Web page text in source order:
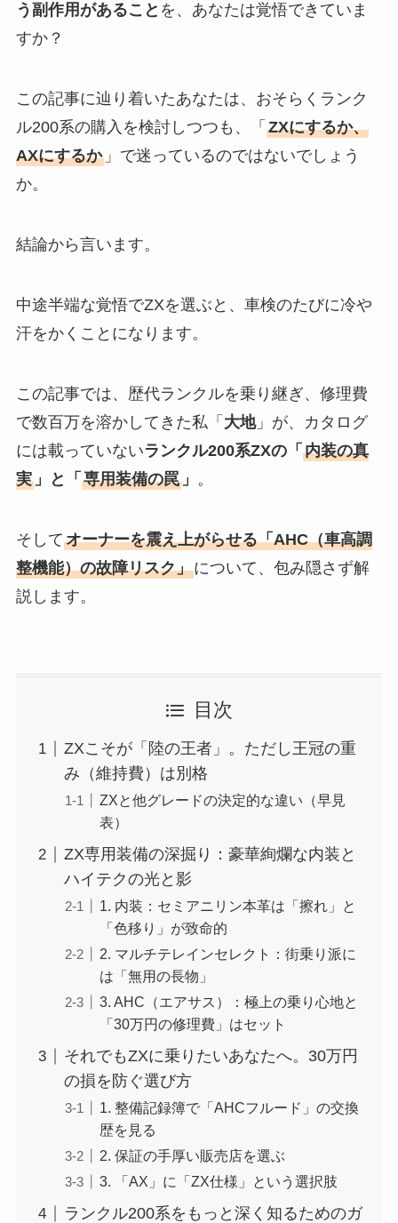
う副作用があること を、あなたは覚悟できていま
すか？
この記事に辿り着いたあなたは、おそらくランク
ル200系の購入を検討しつつも、「 ZXにするか、
AXにするか」で迷っているのではないでしょう
か。
結論から言います。
中途半端な覚悟でZXを選ぶと、車検のたびに冷や
汗をかくことになります。
この記事では、歴代ランクルを乗り継ぎ、修理費
で数百万を溶かしてきた私「 大地」が、カタログ
には載っていないランクル200系ZXの「 内装の真
実」と「 専用装備の罠」 。
そしてオーナーを震え上がらせる「AHC（車高調
整機能）の故障リスク」について、包み隠さず解
説します。
目次
ZXこそが「陸の王者」。ただし王冠の重
み（維持費）は別格
ZXと他グレードの決定的な違い（早見
表）
ZX専用装備の深掘り：豪華絢爛な内装と
ハイテクの光と影
1. 内装：セミアニリン本革は「擦れ」と
「色移り」が致命的
2. マルチテレインセレクト：街乗り派に
は「無用の長物」
3. AHC（エアサス）：極上の乗り心地と
「30万円の修理費」はセット
それでもZXに乗りたいあなたへ。30万円
の損を防ぐ選び方
1. 整備記録簿で「AHCフルード」の交換
歴を見る
2. 保証の手厚い販売店を選ぶ
3. 「AX」に「ZX仕様」という選択肢
ランクル200系をもっと深く知るためのガ